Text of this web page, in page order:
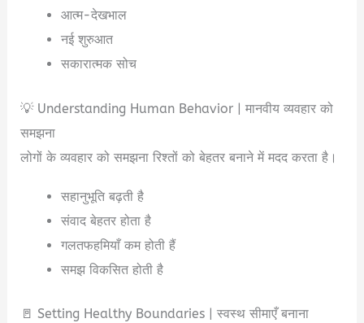
आत्म-देखभाल
नई शुरुआत
सकारात्मक सोच
💡 Understanding Human Behavior | मानवीय व्यवहार को
समझना
लोगों के व्यवहार को समझना रिश्तों को बेहतर बनाने में मदद करता है।
सहानुभूति बढ़ती है
संवाद बेहतर होता है
गलतफहमियाँ कम होती हैं
समझ विकसित होती है
🚪 Setting Healthy Boundaries | स्वस्थ सीमाएँ बनाना